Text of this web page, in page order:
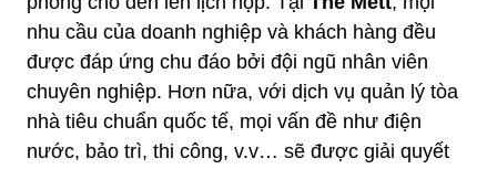
nhu cầu của doanh nghiệp và khách hàng đều
được đáp ứng chu đáo bởi đội ngũ nhân viên
chuyên nghiệp. Hơn nữa, với dịch vụ quản lý tòa
nhà tiêu chuẩn quốc tế, mọi vấn đề như điện
nước, bảo trì, thi công, v.v… sẽ được giải quyết